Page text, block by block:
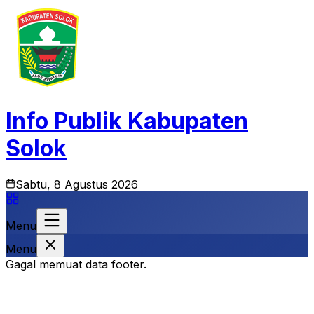
Info Publik Kabupaten
Solok
Sabtu, 8 Agustus 2026
Menu
Menu
Gagal memuat data footer.